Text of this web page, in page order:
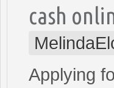
cash
Applying